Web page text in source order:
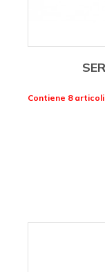
Contiene 8 articoli